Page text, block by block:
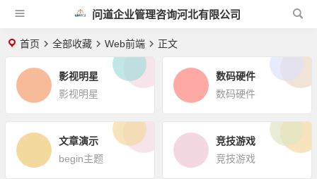
问道企业管理咨询河北有限公司
首页 全部收藏 Web前端 正文
影视明星
影视明星
数码硬件
数码硬件
文章演示
begin主题
竞技游戏
竞技游戏